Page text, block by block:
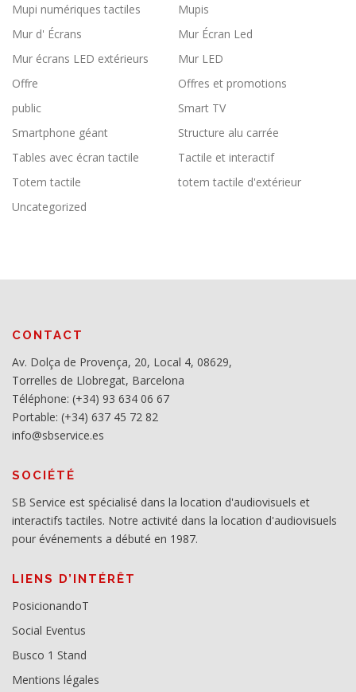
Mupi numériques tactiles
Mupis
Mur d' Écrans
Mur Écran Led
Mur écrans LED extérieurs
Mur LED
Offre
Offres et promotions
public
Smart TV
Smartphone géant
Structure alu carrée
Tables avec écran tactile
Tactile et interactif
Totem tactile
totem tactile d'extérieur
Uncategorized
CONTACT
Av. Dolça de Provença, 20, Local 4, 08629,
Torrelles de Llobregat, Barcelona
Téléphone: (+34) 93 634 06 67
Portable: (+34) 637 45 72 82
info@sbservice.es
SOCIÉTÉ
SB Service est spécialisé dans la location d'audiovisuels et
interactifs tactiles. Notre activité dans la location d'audiovisuels
pour événements a débuté en 1987.
LIENS D’INTÉRÊT
PosicionandoT
Social Eventus
Busco 1 Stand
Mentions légales